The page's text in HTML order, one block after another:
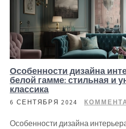
Особенности дизайна
белой гамме: стильная и
классика
6 СЕНТЯБРЯ 2024
Особенности дизайна